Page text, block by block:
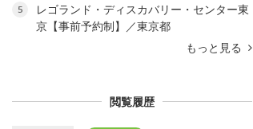
5
レゴランド・ディスカバリー・センター東
京【事前予約制】／東京都
もっと見る
閲覧履歴